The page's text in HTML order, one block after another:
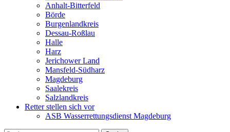
Anhalt-Bitterfeld
Börde
Burgenlandkreis
Dessau-Roßlau
Halle
Harz
Jerichower Land
Mansfeld-Südharz
Magdeburg
Saalekreis
Salzlandkreis
Retter stellen sich vor
ASB Wasserrettungsdienst Magdeburg